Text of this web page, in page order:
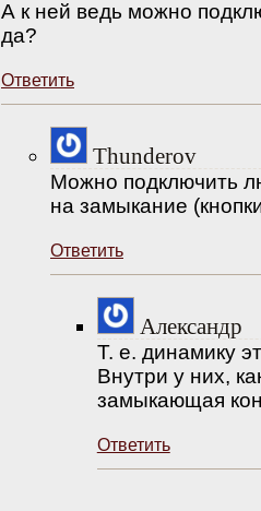
А к ней ведь можно
да?
Ответить
Thunderov
Можно подключить
на замыкание
Ответить
Александр
Т. е. динамику
Внутри у них,
замыкающая
Ответить